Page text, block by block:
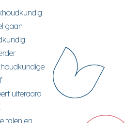
gaan
uiteraard
talen en